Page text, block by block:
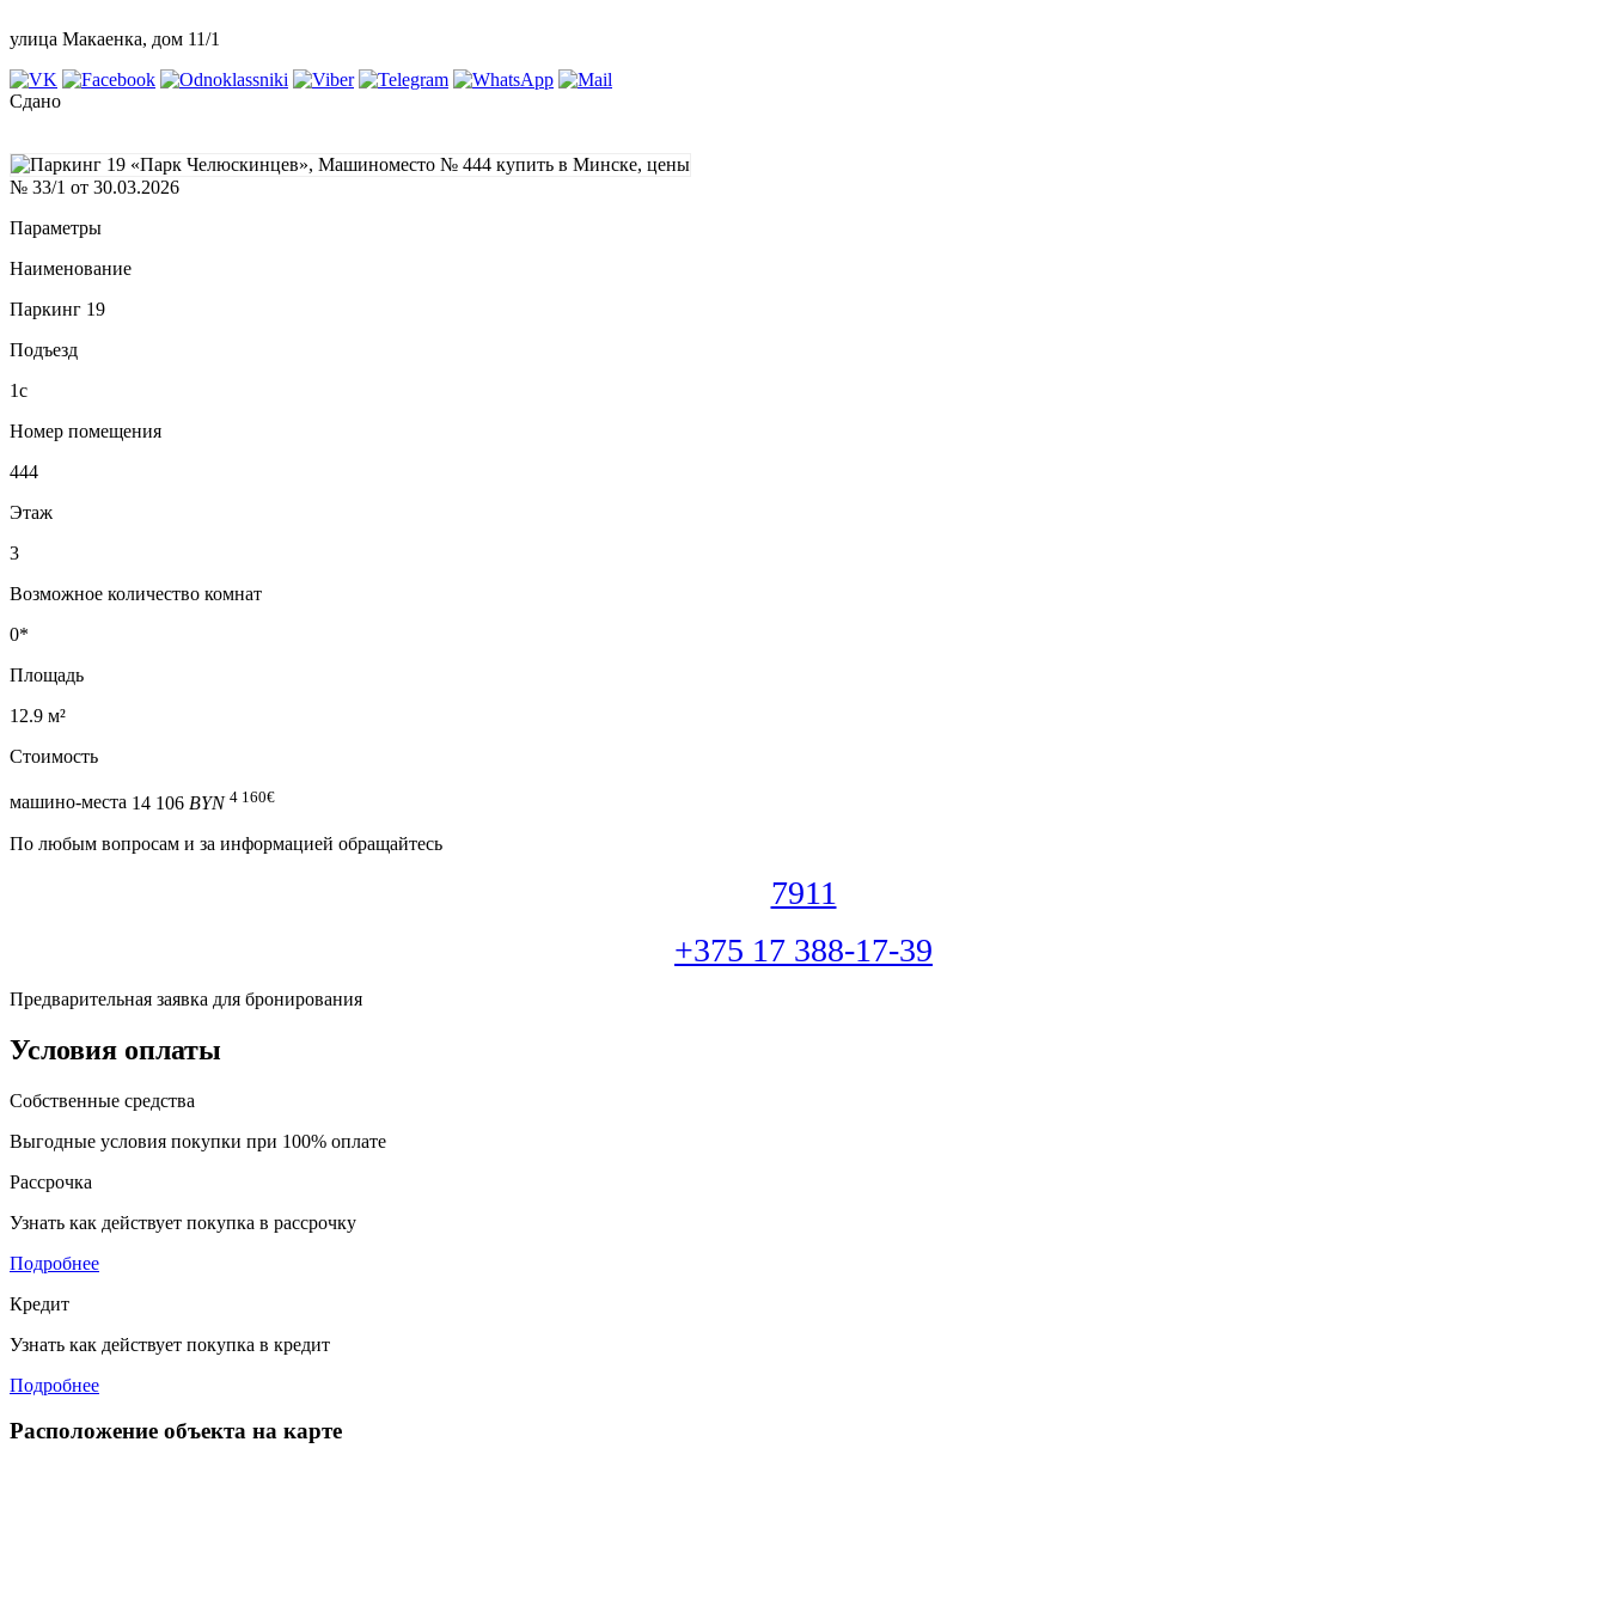
улица Макаенка, дом 11/1
Сдано
№ 33/1 от 30.03.2026
Параметры
Наименование
Паркинг 19
Подъезд
1с
Номер помещения
444
Этаж
3
Возможное количество комнат
0*
Площадь
12.9 м²
Стоимость
машино-места 14 106 BYN 4 160€
По любым вопросам и за информацией обращайтесь
7911
+375 17 388-17-39
Предварительная заявка для бронирования
Условия оплаты
Собственные средства
Выгодные условия покупки при 100% оплате
Рассрочка
Узнать как действует покупка в рассрочку
Подробнее
Кредит
Узнать как действует покупка в кредит
Подробнее
Расположение объекта на карте